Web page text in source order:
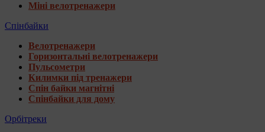
Міні велотренажери
Спінбайки
Велотренажери
Горизонтальні велотренажери
Пульсометри
Килимки під тренажери
Спін байки магнітні
Спінбайки для дому
Орбітреки